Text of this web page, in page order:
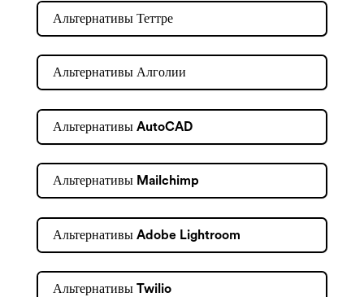
Альтернативы Теттре
Альтернативы Алголии
Альтернативы AutoCAD
Альтернативы Mailchimp
Альтернативы Adobe Lightroom
Альтернативы Twilio